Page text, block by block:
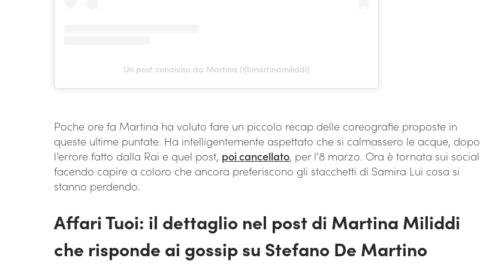
Un post condiviso da Martina (@martinamiliddi)
Poche ore fa Martina ha voluto fare un piccolo recap delle coreografie proposte in
queste ultime puntate. Ha intelligentemente aspettato che si calmassero le acque, dopo
l’errore fatto dalla Rai e quel post, poi cancellato, per l’8 marzo. Ora è tornata sui social
facendo capire a coloro che ancora preferiscono gli stacchetti di Samira Lui cosa si
stanno perdendo.
Affari Tuoi: il dettaglio nel post di Martina Miliddi
che risponde ai gossip su Stefano De Martino